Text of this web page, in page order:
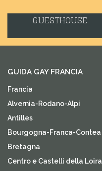
GUESTHOUSE
GUIDA GAY FRANCIA
Francia
Alvernia-Rodano-Alpi
Antilles
Bourgogna-Franca-Contea
Bretagna
Centro e Castelli della Loira